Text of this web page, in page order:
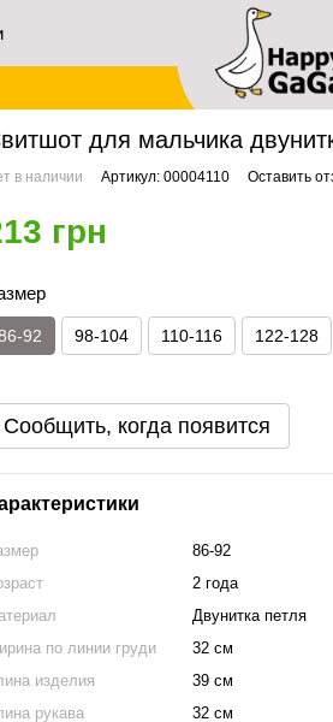
Свитшоты Свитшот
для мальчика
в наличии Артикул: 00004110 Оставить
грн
92 98-104 110-116 122-128
Сообщить, когда появится
86-92
2 года
Двунитка петля
по линии груди
32 см
изделия
39 см
рукава
32 см